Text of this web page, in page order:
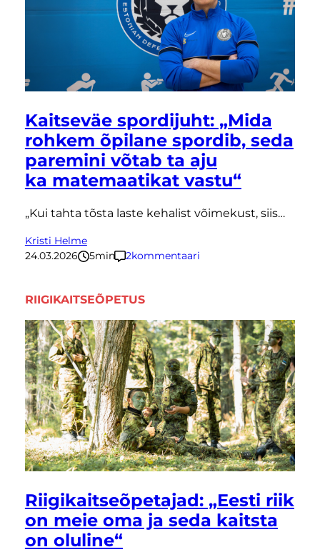
Kaitseväe spordijuht: „Mida
rohkem õpilane spordib, seda
paremini võtab ta aju
ka matemaatikat vastu“
„Kui tahta tõsta laste kehalist võimekust, siis…
Kristi Helme
24.03.2026
5minutit
2kommentaari
RIIGIKAITSEÕPETUS
Riigikaitseõpetajad: „Eesti riik
on meie oma ja seda kaitsta
on oluline“